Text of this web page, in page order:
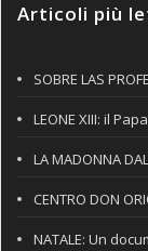
Articoli più
SOBRE LAS
LEONE XIII: il
LA MADONNA
CENTRO DON
NATALE: Un